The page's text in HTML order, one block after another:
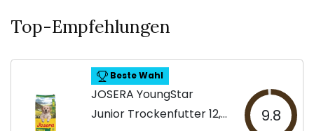
Top-Empfehlungen
Beste Wahl
JOSERA YoungStar
Junior Trockenfutter 12,5
9.8